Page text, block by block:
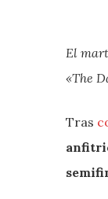
El
«The
Tras